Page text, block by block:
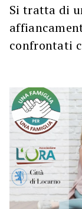
Si tratta di
confrontati